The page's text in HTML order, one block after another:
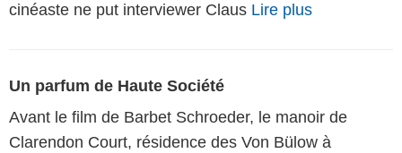
cinéaste ne put interviewer Claus Lire plus
Un parfum de Haute Société
Avant le film de Barbet Schroeder, le manoir de
Clarendon Court, résidence des Von Bülow à